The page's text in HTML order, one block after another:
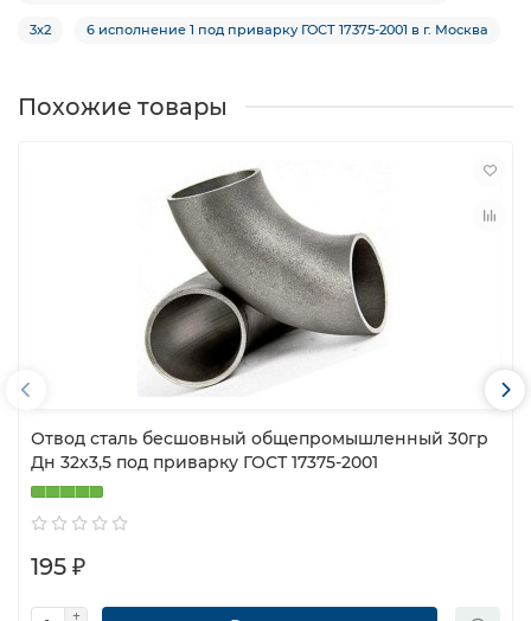
3х2 6 исполнение 1 под приварку ГОСТ 17375-2001 в г. Москва
Похожие товары
Отвод сталь бесшовный общепромышленный 30гр
Дн 32х3,5 под приварку ГОСТ 17375-2001
195 ₽